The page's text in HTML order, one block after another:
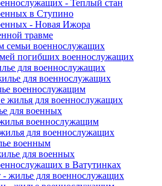
- Теплый стан
в Ступино
- Новая Ижора
травме
семьи военнослужащих
погибших военнослужащих
для военнослужащих
для военнослужащих
военнослужащим
жилья для военнослужащих
для военных
военнослужащим
для военнослужащих
военным
для военных
в Ватутинках
- жилье для военнослужащих